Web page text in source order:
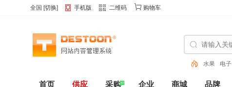
全国 [切换] 手机版 二维码 购物车
水果 电子
首页 供应 采购 企业 商城 品牌